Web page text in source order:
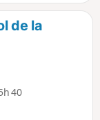
de la
40